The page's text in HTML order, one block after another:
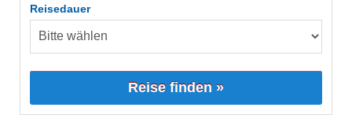
Reisedauer
Reise finden »